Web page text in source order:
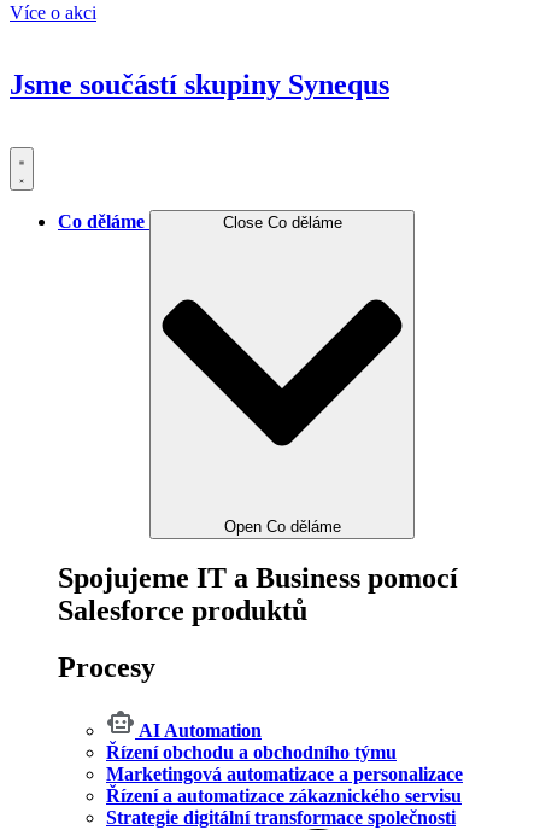
Více o akci
Jsme součástí skupiny Synequs
Co děláme Close Co děláme
Open Co děláme
Spojujeme IT a Business pomocí
Salesforce produktů
Procesy
AI Automation
Řízení obchodu a obchodního týmu
Marketingová automatizace a personalizace
Řízení a automatizace zákaznického servisu
Strategie digitální transformace společnosti